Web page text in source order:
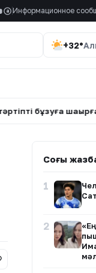
a Информационное
+32°
бұзуға шақырған
Соңғы
1
2